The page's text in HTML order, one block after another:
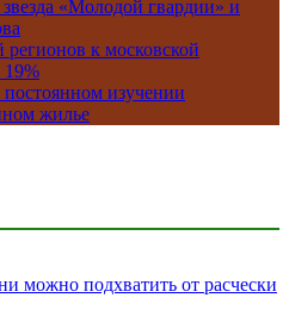
звезда «Молодой гвардии» и
регионов к московской
19%
изучении
жилье
можно подхватить от расчески